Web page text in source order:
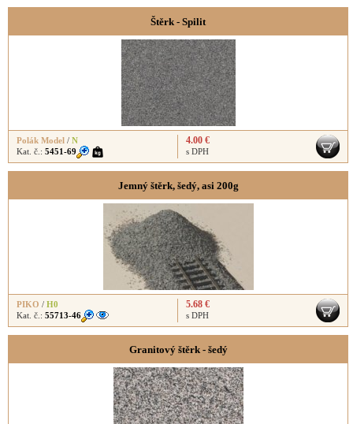
Štěrk - Spilit
Polák Model / N
Kat. č.: 5451-69
4.00 €
s DPH
Jemný štěrk, šedý, asi 200g
PIKO / H0
Kat. č.: 55713-46
5.68 €
s DPH
Granitový štěrk - šedý